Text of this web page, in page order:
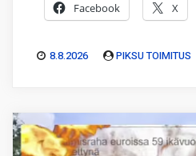
Facebook X
8.8.2026 PIKSU TOIMITUS